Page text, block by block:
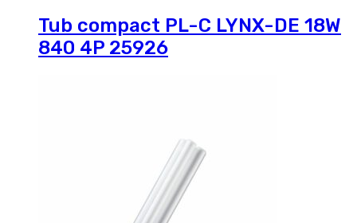
Tub compact PL-C LYNX-DE 18W
840 4P 25926